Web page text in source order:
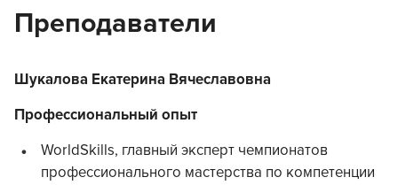
Преподаватели
Шукалова Екатерина Вячеславовна
Профессиональный опыт
WorldSkills, главный эксперт чемпионатов
профессионального мастерства по компетенции